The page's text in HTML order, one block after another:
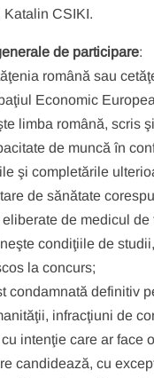
Katalin CSIKI.
de participare:
română sau
Economic
limba română, scris
de muncă în
şi completările
de sănătate
de medicul
condiţiile de
la concurs;
condamnată definitiv
infracţiuni de
intenţie care ar face
candidează, cu